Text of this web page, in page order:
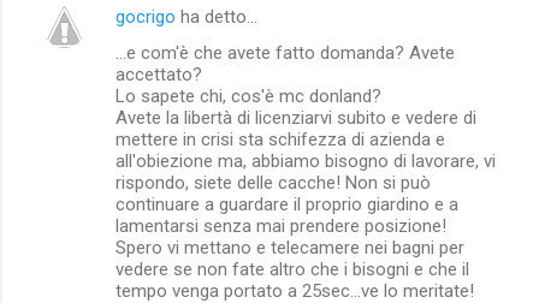
C
gocrigo ha detto…
...e com'è che avete fatto domanda? Avete
accettato?
Lo sapete chi, cos'è mc donland?
Avete la libertà di licenziarvi subito e vedere di
mettere in crisi sta schifezza di azienda e
all'obiezione ma, abbiamo bisogno di lavorare, vi
rispondo, siete delle cacche! Non si può
continuare a guardare il proprio giardino e a
lamentarsi senza mai prendere posizione!
Spero vi mettano e telecamere nei bagni per
vedere se non fate altro che i bisogni e che il
tempo venga portato a 25sec...ve lo meritate!